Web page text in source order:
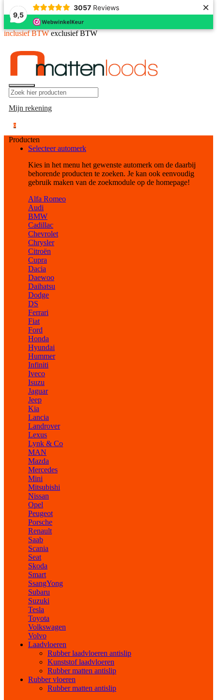
9,5
3057 Reviews ×
inclusief BTW exclusief BTW
Mijn rekening
0
Producten
Selecteer automerk
Kies in het menu het gewenste automerk om de daarbij
behorende producten te zoeken. Je kan ook eenvoudig
gebruik maken van de zoekmodule op de homepage!
Alfa Romeo
Audi
BMW
Cadillac
Chevrolet
Chrysler
Citroën
Cupra
Dacia
Daewoo
Daihatsu
Dodge
DS
Ferrari
Fiat
Ford
Honda
Hyundai
Hummer
Infiniti
Iveco
Isuzu
Jaguar
Jeep
Kia
Lancia
Landrover
Lexus
Lynk & Co
MAN
Mazda
Mercedes
Mini
Mitsubishi
Nissan
Opel
Peugeot
Porsche
Renault
Saab
Scania
Seat
Skoda
Smart
SsangYong
Subaru
Suzuki
Tesla
Toyota
Volkswagen
Volvo
Laadvloeren
Rubber laadvloeren antislip
Kunststof laadvloeren
Rubber matten antislip
Rubber vloeren
Rubber matten antislip